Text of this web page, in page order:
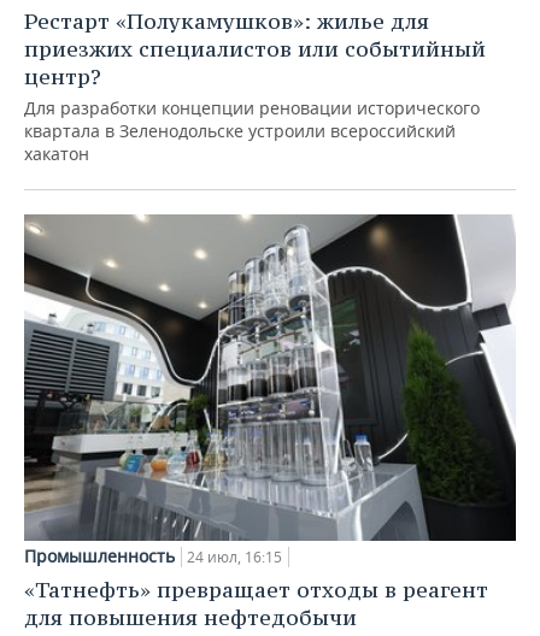
Рестарт «Полукамушков»: жилье для
приезжих специалистов или событийный
центр?
Для разработки концепции реновации исторического
квартала в Зеленодольске устроили всероссийский
хакатон
Промышленность 24 июл, 16:15
«Татнефть» превращает отходы в реагент
для повышения нефтедобычи